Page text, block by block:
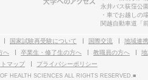
永井バス荻窪公
・車でお越しの
関越自動車道「
国家試験再受験について 国際交流
地域連
へ 卒業生・修了生の方へ 教職員の方へ
マップ プライバシーポリシー
HEALTH SCIENCES ALL RIGHTS RESERVED.■